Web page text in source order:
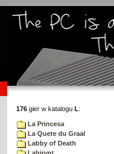
176 gier w katalogu L:
La Princesa
La Quete du Graal
Labby of Death